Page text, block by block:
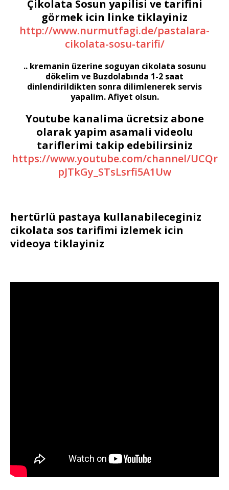
Çikolata Sosun yapilisi ve tarifini
görmek icin linke tiklayiniz
http://www.nurmutfagi.de/pastalara-
cikolata-sosu-tarifi/
.. kremanin üzerine soguyan cikolata sosunu
dökelim ve Buzdolabında 1-2 saat
dinlendirildikten sonra dilimlenerek servis
yapalim. Afiyet olsun.
Youtube kanalima ücretsiz abone
olarak yapim asamali videolu
tariflerimi takip edebilirsiniz
https://www.youtube.com/channel/UCQr
pJTkGy_STsLsrfi5A1Uw
hertürlü pastaya kullanabileceginiz
cikolata sos tarifimi izlemek icin
videoya tiklayiniz